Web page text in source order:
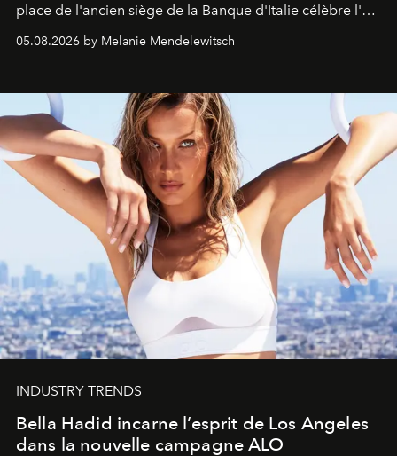
place de l'ancien siège de la Banque d'Italie célèbre l'art
05.08.2026 by Melanie Mendelewitsch
INDUSTRY TRENDS
Bella Hadid incarne l’esprit de Los Angeles
dans la nouvelle campagne ALO